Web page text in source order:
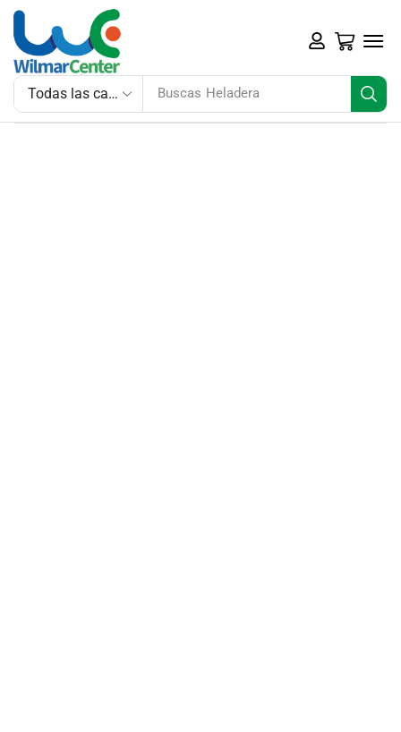
Buscas Heladera